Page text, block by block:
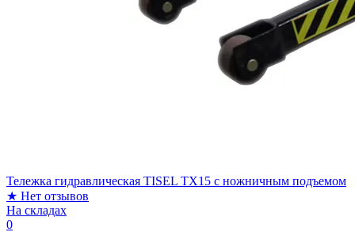
Тележка гидравлическая TISEL TX15 c ножничным подъемом
★ Нет отзывов
На складах
0